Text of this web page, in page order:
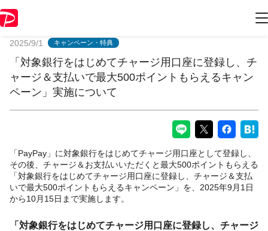
2025/9/1 キャンペーン・特典
「対象銀行をはじめてチャージ用口座に登録し、チ
ャージ＆支払いで最大500ポイントもらえるキャン
ペーン」実施について
「PayPay」に対象銀行をはじめてチャージ用口座として登録し、
その後、チャージ＆お支払いいただくと最大500ポイントもらえる
「対象銀行をはじめてチャージ用口座に登録し、チャージ＆支払
いで最大500ポイントもらえるキャンペーン」を、2025年9月1日
から10月15日まで実施します。
「対象銀行をはじめてチャージ用口座に登録し、チャージ